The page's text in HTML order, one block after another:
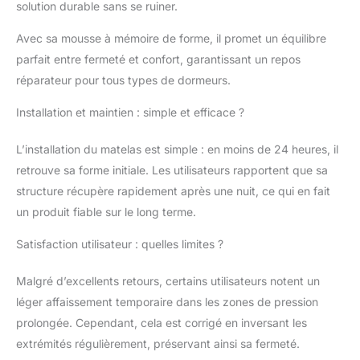
Fraîcheur en été,
matelas 160 x 200
memoire de forme est
hypoallergénique, anti
moisissures, parfait
160x200 epaisseur 30
cm adulte ou matelas 2
personnes.
Matelas
180x200 30 Cm
Épaisseur Ferme Et
le matelas 180x200 30
ressorts pour un
silence total. Idéal
personnes et matelas
deux places, il offre une
solution durable sans se ruiner.
Avec sa mousse à mémoire de forme, il promet un équilibre
parfait entre fermeté et confort, garantissant un repos
réparateur pour tous types de dormeurs.
Installation et maintien : simple et efficace ?
L’installation du matelas est simple : en moins de 24 heures, il
retrouve sa forme initiale. Les utilisateurs rapportent que sa
structure récupère rapidement après une nuit, ce qui en fait
un produit fiable sur le long terme.
Satisfaction utilisateur : quelles limites ?
Malgré d’excellents retours, certains utilisateurs notent un
léger affaissement temporaire dans les zones de pression
prolongée. Cependant, cela est corrigé en inversant les
extrémités régulièrement, préservant ainsi sa fermeté.